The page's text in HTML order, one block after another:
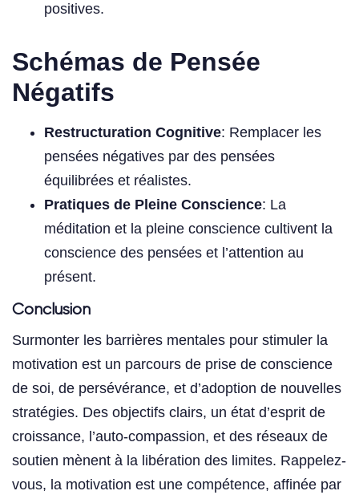
positives.
Schémas de Pensée
Négatifs
Restructuration Cognitive: Remplacer les
pensées négatives par des pensées
équilibrées et réalistes.
Pratiques de Pleine Conscience: La
méditation et la pleine conscience cultivent la
conscience des pensées et l’attention au
présent.
Conclusion
Surmonter les barrières mentales pour stimuler la
motivation est un parcours de prise de conscience
de soi, de persévérance, et d’adoption de nouvelles
stratégies. Des objectifs clairs, un état d’esprit de
croissance, l’auto-compassion, et des réseaux de
soutien mènent à la libération des limites. Rappelez-
vous, la motivation est une compétence, affinée par